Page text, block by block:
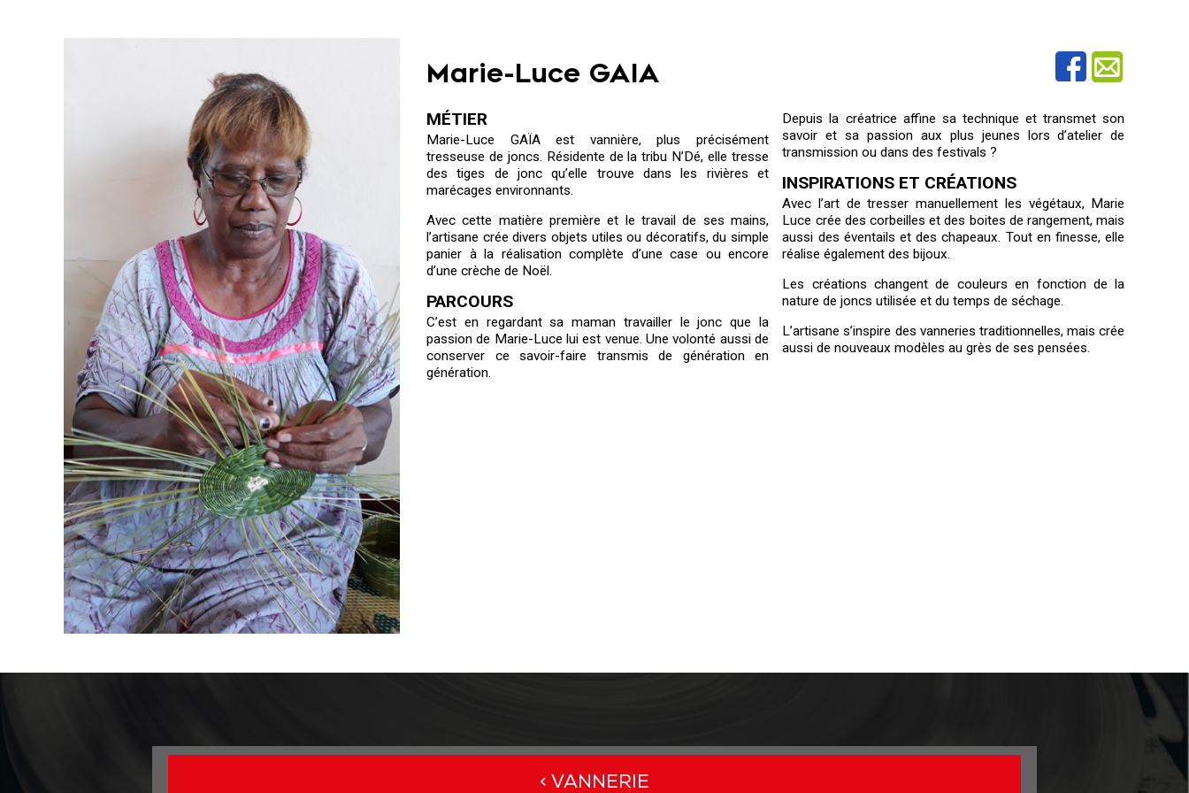
Marie-Luce GAIA
MÉTIER
Marie-Luce GAÏA est vannière, plus précisément
tresseuse de joncs. Résidente de la tribu N’Dé, elle tresse
des tiges de jonc qu’elle trouve dans les rivières et
marécages environnants.
Avec cette matière première et le travail de ses mains,
l’artisane crée divers objets utiles ou décoratifs, du simple
panier à la réalisation complète d’une case ou encore
d’une crèche de Noël.
PARCOURS
C’est en regardant sa maman travailler le jonc que la
passion de Marie-Luce lui est venue. Une volonté aussi de
conserver ce savoir-faire transmis de génération en
génération.
Depuis la créatrice affine sa technique et transmet son
savoir et sa passion aux plus jeunes lors d’atelier de
transmission ou dans des festivals ?
INSPIRATIONS ET CRÉATIONS
Avec l’art de tresser manuellement les végétaux, Marie
Luce crée des corbeilles et des boites de rangement, mais
aussi des éventails et des chapeaux. Tout en finesse, elle
réalise également des bijoux.
Les créations changent de couleurs en fonction de la
nature de joncs utilisée et du temps de séchage.
L’artisane s’inspire des vanneries traditionnelles, mais crée
aussi de nouveaux modèles au grès de ses pensées.
< VANNERIE